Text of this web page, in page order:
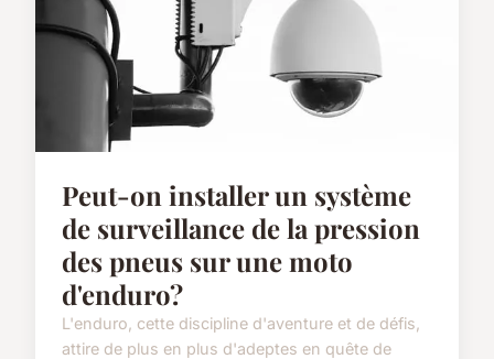
Peut-on installer un système
de surveillance de la pression
des pneus sur une moto
d'enduro?
L'enduro, cette discipline d'aventure et de défis,
attire de plus en plus d'adeptes en quête de